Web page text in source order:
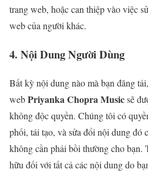
trang web, hoặc can thiệp vào việc
web của người khác.
4. Nội Dung Người Dùng
Bất kỳ nội dung nào mà bạn đăng
webPriyanka Chopra Musicsẽ
không độc quyền. Chúng tôi có
phối, tái tạo, và sửa đổi nội dung đó
không cần phải bồi thường cho bạn.
hữu đối với tất cả các nội dung do